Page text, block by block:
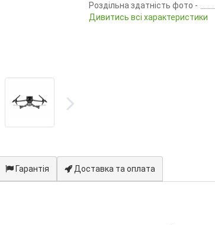
Роздільна здатність фото -
Дивитись всі характеристики
Гарантія Доставка та оплата